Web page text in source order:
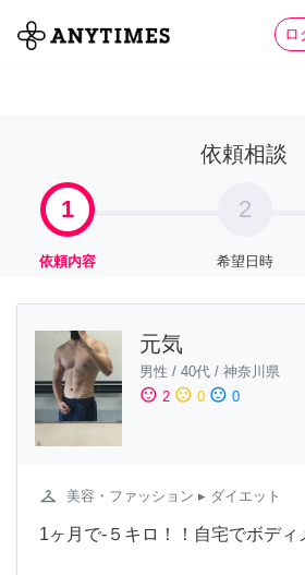
ロ
全て
依頼相談
1
依頼内容
2
希望日時
元気
男性 / 40代 / 神奈川県
sentiment_satisfied 2 sentiment_neutral 0 sentiment_dissatisfied 0
checkroom 美容・ファッション ▸ ダイエット
1ヶ月で-５キロ！！自宅でボディ